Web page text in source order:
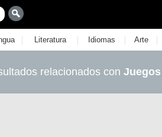
| Literatura | Idiomas | Arte |
relacionados con